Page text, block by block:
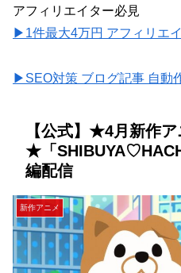
アフィリエイター必見
▶1件最大4万円 アフィリエ
▶SEO対策 ブログ記事 自動
【公式】★4月新作
★「
編配信
新作アニメ